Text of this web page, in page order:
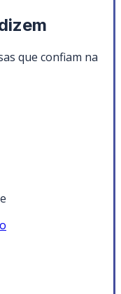
que confiam na